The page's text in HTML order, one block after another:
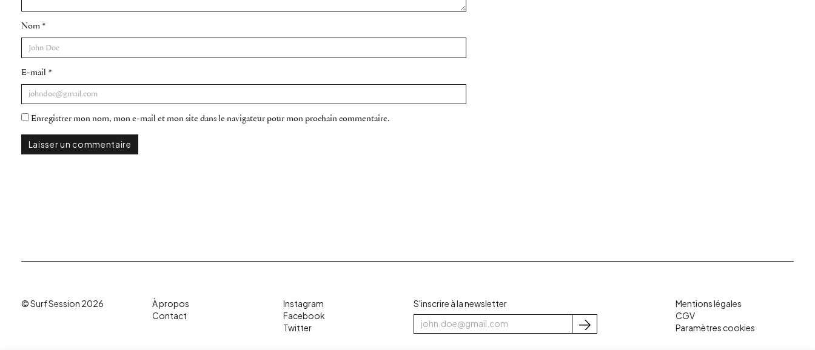
Nom *
E-mail *
Enregistrer mon nom, mon e-mail et mon site dans le navigateur pour mon prochain commentaire.
© Surf Session 2026
À propos
Contact
Instagram
Facebook
Twitter
S'inscrire à la newsletter
S'inscrire
Mentions légales
CGV
Paramètres cookies